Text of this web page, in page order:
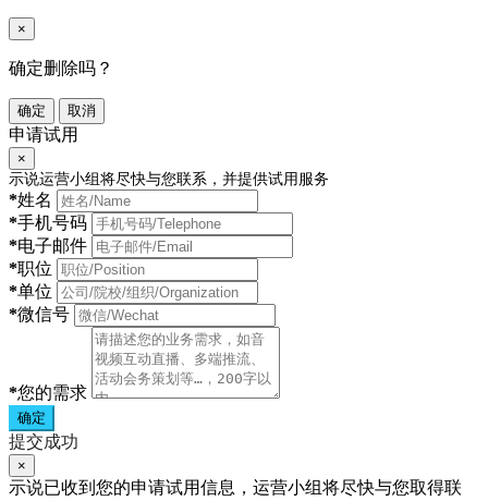
×
确定删除吗？
确定 取消
申请试用
×
示说运营小组将尽快与您联系，并提供试用服务
*姓名
*手机号码
*电子邮件
*职位
*单位
*微信号
*您的需求
确定
提交成功
×
示说已收到您的申请试用信息，运营小组将尽快与您取得联